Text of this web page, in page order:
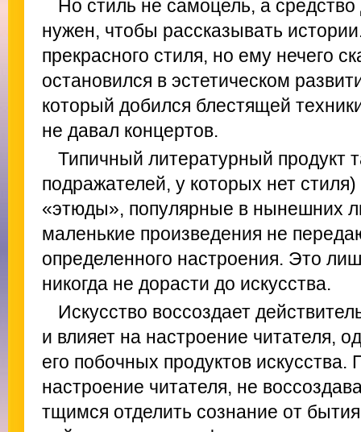
Но стиль не самоцель, а
нужен, чтобы рассказывать
прекрасного стиля, но ему нечего
остановился в эстетическом
который добился блестящей
не давал концертов.
Типичный литературный продукт
подражателей, у которых нет
«этюды», популярные в нынешних
маленькие произведения не
определенного настроения. Это
никогда не дорасти до искусства.
Искусство воссоздает
и влияет на настроение читателя,
его побочных продуктов искусства.
настроение читателя, не
тщимся отделить сознание от